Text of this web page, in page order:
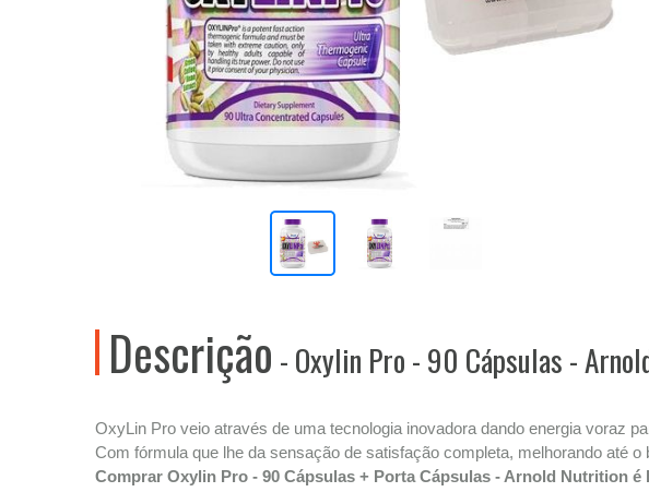
Descrição - Oxylin Pro - 90 Cápsulas -
OxyLin Pro veio através de uma tecnologia inovadora dando energia voraz
Com fórmula que lhe da sensação de satisfação completa, melhorando até
Comprar Oxylin Pro - 90 Cápsulas + Porta Cápsulas - Arnold Nutrition é